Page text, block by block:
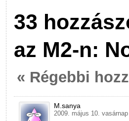
33
az M2-n:
« Régebbi
M.sanya
2009. május 10.